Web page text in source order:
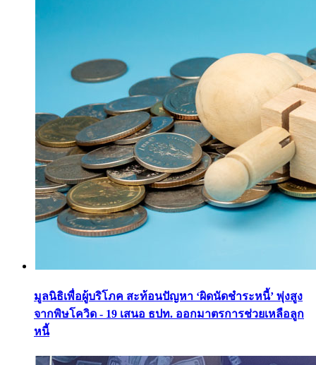
มูลนิธิเพื่อผู้บริโภค สะท้อนปัญหา ‘ผิดนัดชำระหนี้’ พุ่งสูง
จากพิษโควิด - 19 เสนอ ธปท. ออกมาตรการช่วยเหลือลูก
หนี้